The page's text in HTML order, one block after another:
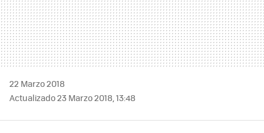
22 Marzo 2018
Actualizado 23 Marzo 2018, 13:48